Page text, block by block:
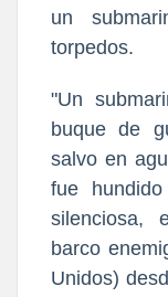
un
torpedos.
"Un
buque de
salvo en
fue
silenciosa,
barco
Unidos)